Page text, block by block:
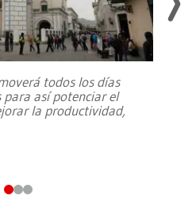
todos los días
para así potenciar el
la productividad,